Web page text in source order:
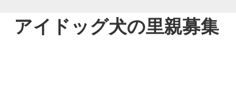
アイドッグ犬の里親募集